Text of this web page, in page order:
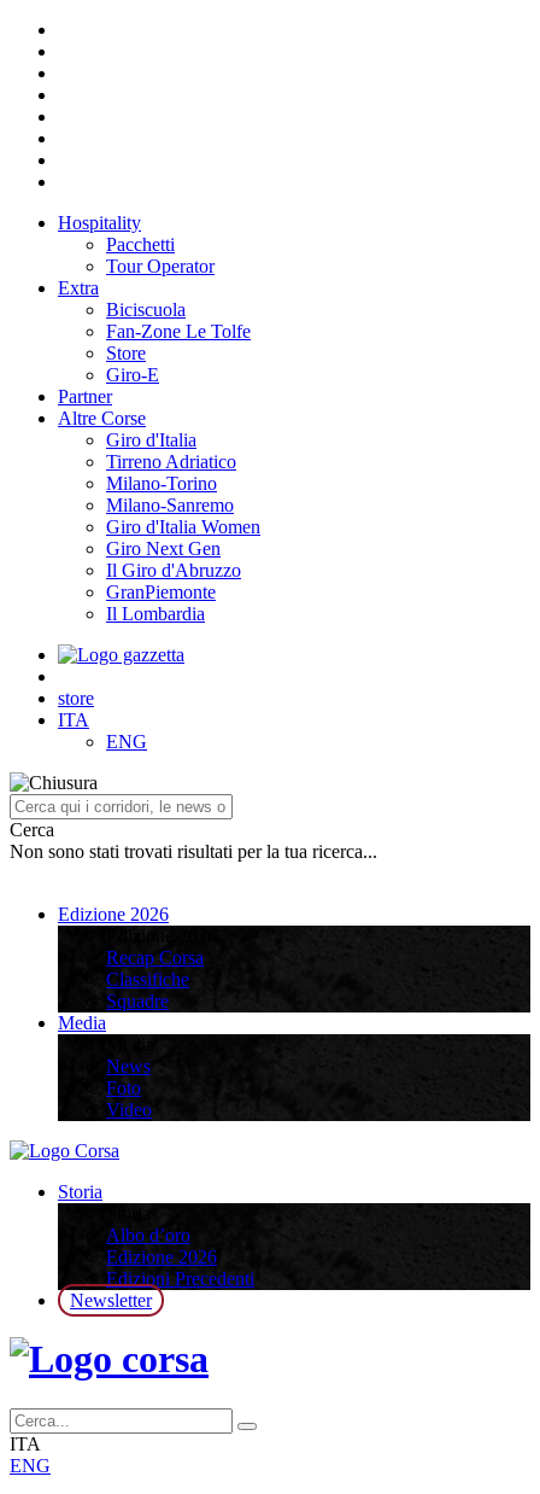
Hospitality
Pacchetti
Tour Operator
Extra
Biciscuola
Fan-Zone Le Tolfe
Store
Giro-E
Partner
Altre Corse
Giro d'Italia
Tirreno Adriatico
Milano-Torino
Milano-Sanremo
Giro d'Italia Women
Giro Next Gen
Il Giro d'Abruzzo
GranPiemonte
Il Lombardia
store
ITA
ENG
Cerca
Non sono stati trovati risultati per la tua ricerca...
Edizione 2026
Recap Corsa
Classifiche
Squadre
Media
News
Foto
Video
Storia
Albo d’oro
Edizione 2026
Edizioni Precedenti
Newsletter
ITA
ENG